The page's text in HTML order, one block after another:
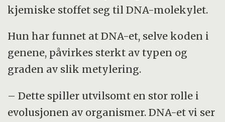
kjemiske stoffet seg til DNA-molekylet.
Hun har funnet at DNA-et, selve koden i
genene, påvirkes sterkt av typen og
graden av slik metylering.
– Dette spiller utvilsomt en stor rolle i
evolusjonen av organismer. DNA-et vi ser